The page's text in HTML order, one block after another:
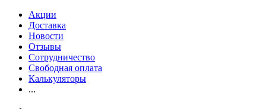
Акции
Доставка
Новости
Отзывы
Сотрудничество
Свободная оплата
Калькуляторы
...